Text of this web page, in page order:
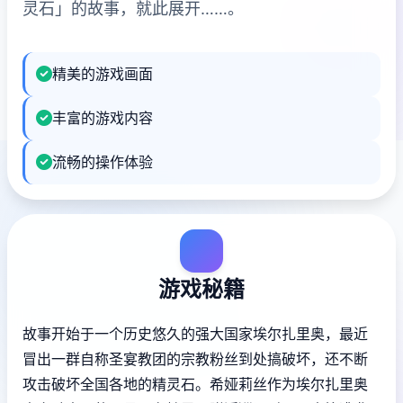
灵石」的故事，就此展开……。
精美的游戏画面
丰富的游戏内容
流畅的操作体验
游戏秘籍
故事开始于一个历史悠久的强大国家埃尔扎里奥，最近
冒出一群自称圣宴教团的宗教粉丝到处搞破坏，还不断
攻击破坏全国各地的精灵石。希娅莉丝作为埃尔扎里奥